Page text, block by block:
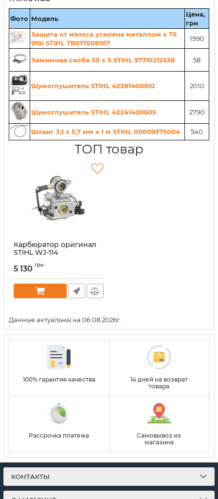
Фото Модель
Цена,
грн
Защита от износа усилена металлом к TS
910i STIHL TB017008107
1990
Зажимная скоба 30 x 5 STIHL 97710212536 58
Шумоглушитель STIHL 42381400610 2010
Шумоглушитель STIHL 42241400605 2790
Шланг 3,1 x 5,7 мм x 1 м STIHL 00009375004 540
ТОП товар
Карбюратор оригинал
STIHL WJ-114
Артикул:
5 130 грн
Данные актуальны на 06.08.2026г.
100% гарантия качества
14 дней на возврат
товара
Рассрочка платежа
Самовывоз из
магазина
КОНТАКТЫ